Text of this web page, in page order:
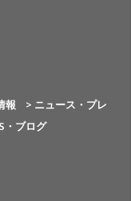
報 > ニュース・プレ
・ブログ